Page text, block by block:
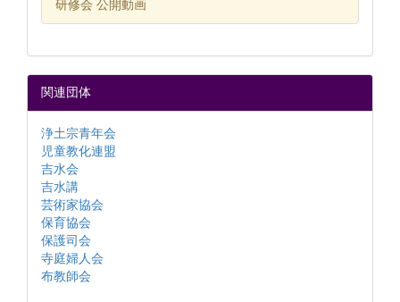
研修会 公開動画
関連団体
浄土宗青年会
児童教化連盟
吉水会
吉水講
芸術家協会
保育協会
保護司会
寺庭婦人会
布教師会